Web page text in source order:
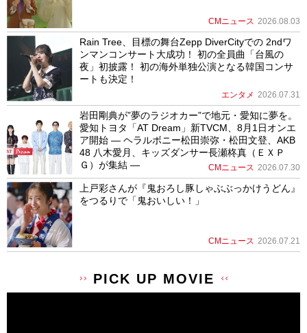
CMニュース 2026.08.03
Rain Tree、目標の舞台Zepp DiverCityでの 2ndワ
ンマンコンサート大成功！ 初の全員曲「台風の
夜」初披露！ 初の海外単独公演となる韓国コンサ
ートも決定！
エンタメ 2026.07.31
岩田剛典が”夢のラジオカー”で地元・愛知に夢を。
愛知トヨタ「AT Dream」新TVCM、8月1日オンエ
ア開始 ― ヘラルボニー松田崇弥・松田文登、AKB
48 八木愛月、キッズダンサー長瀬柊真（ＥＸＰ
Ｇ）が集結 ―
CMニュース 2026.07.30
上戸彩さんが『鬼おろし豚しゃぶぶっかけうどん』
をつるりで「鬼おいしい！」
CMニュース 2026.07.21
PICK UP MOVIE